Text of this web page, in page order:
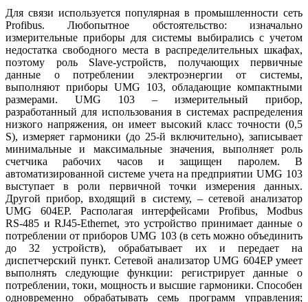
Для связи используется популярная в промышленности сеть
Profibus. Любопытное обстоятельство: изначально
измерительные приборы для системы выбирались с учетом
недостатка свободного места в распределительных шкафах,
поэтому роль Slave-устройств, получающих первичные
данные о потреблении электроэнергии от системы,
выполняют приборы UMG 103, обладающие компактными
размерами. UMG 103 – измерительный прибор,
разработанный для использования в системах распределения
низкого напряжения, он имеет высокий класс точности (0,5
S), измеряет гармоники (до 25‑й включительно), записывает
минимальные и максимальные значения, выполняет роль
счетчика рабочих часов и защищен паролем. В
автоматизированной системе учета на предприятии UMG 103
выступает в роли первичной точки измерения данных.
Другой прибор, входящий в систему, – сетевой анализатор
UMG 604EP. Располагая интерфейсами Profibus, Modbus
RS‑485 и RJ45‑Ethernet, это устройство принимает данные о
потреблении от приборов UMG 103 (в сеть можно объединить
до 32 устройств), обрабатывает их и передает на
диспетчерский пункт. Сетевой анализатор UMG 604EP умеет
выполнять следующие функции: регистрирует данные о
потреблении, токи, мощность и высшие гармоники. Способен
одновременно обрабатывать семь программ управления;